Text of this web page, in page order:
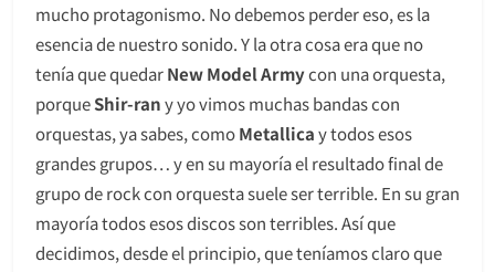
mucho protagonismo. No debemos perder eso, es la
esencia de nuestro sonido. Y la otra cosa era que no
tenía que quedarNew Model Armycon una orquesta,
porqueShir-rany yo vimos muchas bandas con
orquestas, ya sabes, comoMetallicay todos esos
grandes grupos… y en su mayoría el resultado final de
grupo de rock con orquesta suele ser terrible. En su gran
mayoría todos esos discos son terribles. Así que
decidimos, desde el principio, que teníamos claro que